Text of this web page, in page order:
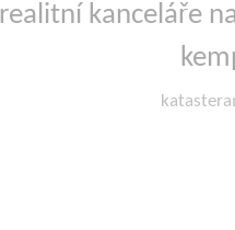
realitní kanceláře